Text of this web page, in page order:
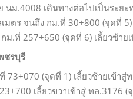
ม.4008 เดินทางต่อไปเป็นระยะ
ตร จนถึง กม.ที่ 30+800 (จุดที่
ม.ที่ 257+650 (จุดที่ 6) เลี้ยวซ้า
ชรบุรี
73+070 (จุดที่ 1) เลี้ยวซ้ายเข้า
เลี้ยวขวาเข้าสู่ ทล.3176